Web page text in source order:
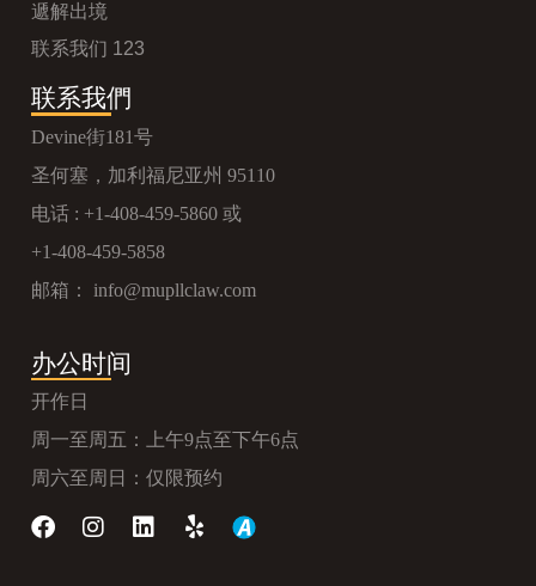
遞解出境
联系我们 123
联系我們
Devine街181号
圣何塞，加利福尼亚州 95110
电话 : +1-408-459-5860 或
+1-408-459-5858
邮箱： info@mupllclaw.com
办公时间
开作日
周一至周五：上午9点至下午6点
周六至周日：仅限预约